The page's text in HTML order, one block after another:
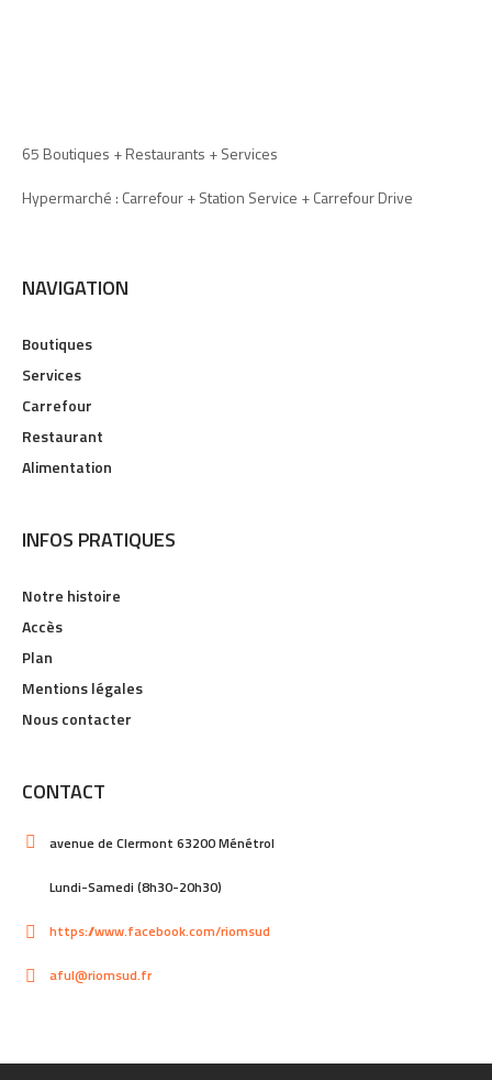
65 Boutiques + Restaurants + Services
Hypermarché : Carrefour + Station Service + Carrefour Drive
NAVIGATION
Boutiques
Services
Carrefour
Restaurant
Alimentation
INFOS PRATIQUES
Notre histoire
Accès
Plan
Mentions légales
Nous contacter
CONTACT
avenue de Clermont 63200 Ménétrol
Lundi-Samedi (8h30-20h30)
https://www.facebook.com/riomsud
aful@riomsud.fr